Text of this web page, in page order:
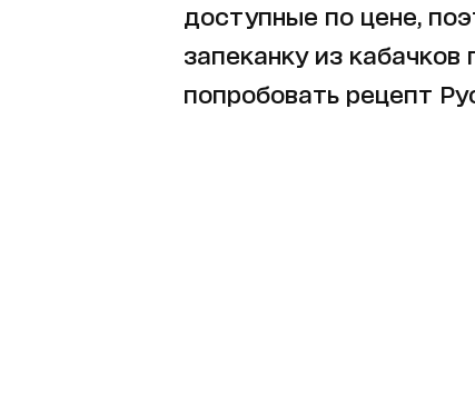
доступные по цене,
запеканку из
попробовать рецепт